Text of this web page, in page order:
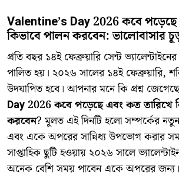
Valentine’s Day 2026 কবে
কিভাবে পালন করবেন: ভালোবাসার
​প্রতি বছর ১৪ই ফেব্রুয়ারি সেন্ট
পালিত হয়। ২০২৬ সালের ১৪ই ফেব্রুয়ারি,
উদযাপিত হবে। আপনার মনে কি প্রশ্ন
Day 2026 কবে পড়েছে এবং কত তারিখে
করবেন? মূলত এই দিনটি হলো সম্পর্কের
এবং একে অপরের সান্নিধ্য উপভোগ করার
সাপ্তাহিক ছুটি হওয়ায় ২০২৬ সালে
অনেক বেশি সময় পাবেন একে অপরের জন্য।